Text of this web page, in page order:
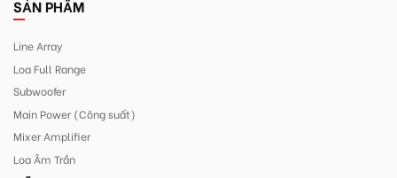
SẢN PHẨM
Line Array
Loa Full Range
Subwoofer
Main Power (Công suất)
Mixer Amplifier
Loa Âm Trần